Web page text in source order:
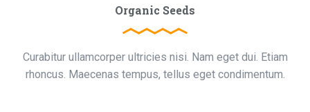
Organic Seeds
Curabitur ullamcorper ultricies nisi. Nam eget dui. Etiam
rhoncus. Maecenas tempus, tellus eget condimentum.